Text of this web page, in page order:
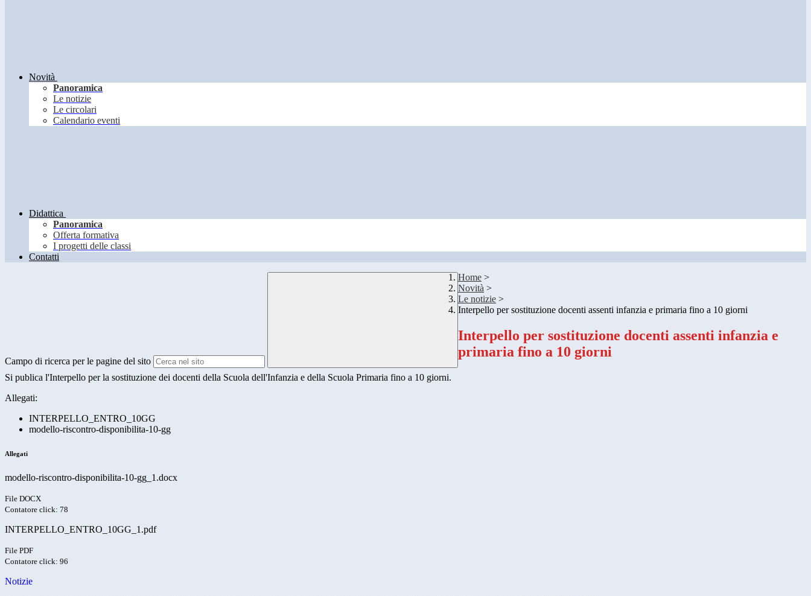
Novità
Panoramica
Le notizie
Le circolari
Calendario eventi
Didattica
Panoramica
Offerta formativa
I progetti delle classi
Contatti
Campo di ricerca per le pagine del sito
Home >
Novità >
Le notizie >
Interpello per sostituzione docenti assenti infanzia e primaria fino a 10 giorni
Interpello per sostituzione docenti assenti infanzia e
primaria fino a 10 giorni
Si publica l'Interpello per la sostituzione dei docenti della Scuola dell'Infanzia e della Scuola Primaria fino a 10 giorni.
Allegati:
INTERPELLO_ENTRO_10GG
modello-riscontro-disponibilita-10-gg
Allegati
modello-riscontro-disponibilita-10-gg_1.docx
File DOCX
Contatore click: 78
INTERPELLO_ENTRO_10GG_1.pdf
File PDF
Contatore click: 96
Notizie